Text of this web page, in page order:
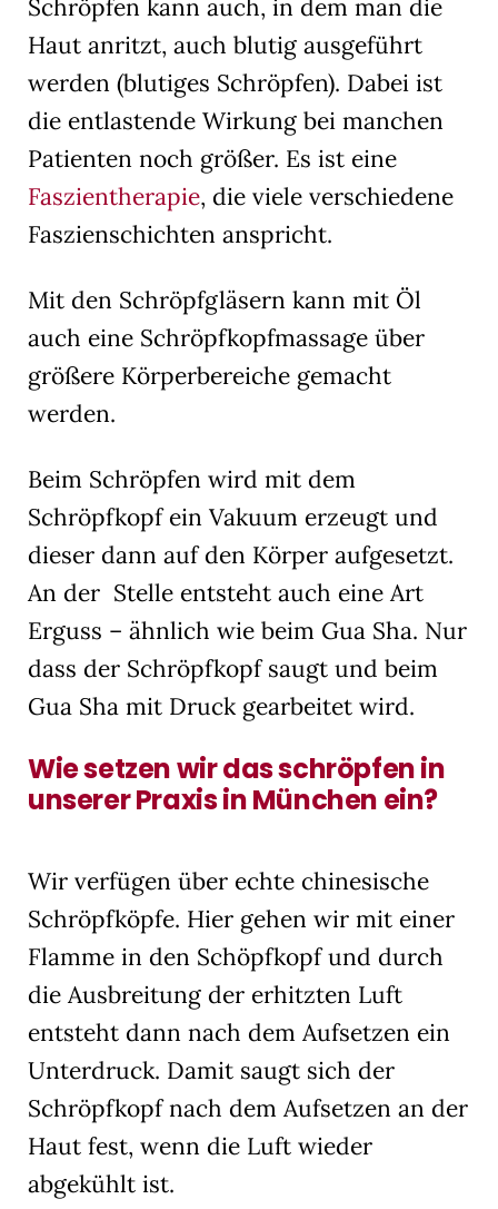
Schröpfen kann auch, in dem man die
Haut anritzt, auch blutig ausgeführt
werden (blutiges Schröpfen). Dabei ist
die entlastende Wirkung bei manchen
Patienten noch größer. Es ist eine
Faszientherapie, die viele verschiedene
Faszienschichten anspricht.
Mit den Schröpfgläsern kann mit Öl
auch eine Schröpfkopfmassage über
größere Körperbereiche gemacht
werden.
Beim Schröpfen wird mit dem
Schröpfkopf ein Vakuum erzeugt und
dieser dann auf den Körper aufgesetzt.
An der Stelle entsteht auch eine Art
Erguss – ähnlich wie beim Gua Sha. Nur
dass der Schröpfkopf saugt und beim
Gua Sha mit Druck gearbeitet wird.
Wie setzen wir das schröpfen in
unserer Praxis in München ein?
Wir verfügen über echte chinesische
Schröpfköpfe. Hier gehen wir mit einer
Flamme in den Schöpfkopf und durch
die Ausbreitung der erhitzten Luft
entsteht dann nach dem Aufsetzen ein
Unterdruck. Damit saugt sich der
Schröpfkopf nach dem Aufsetzen an der
Haut fest, wenn die Luft wieder
abgekühlt ist.